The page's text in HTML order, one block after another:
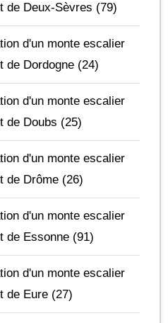
de Deux-Sèvres (79)
d'un monte escalier
de Dordogne (24)
d'un monte escalier
de Doubs (25)
d'un monte escalier
de Drôme (26)
d'un monte escalier
de Essonne (91)
d'un monte escalier
de Eure (27)